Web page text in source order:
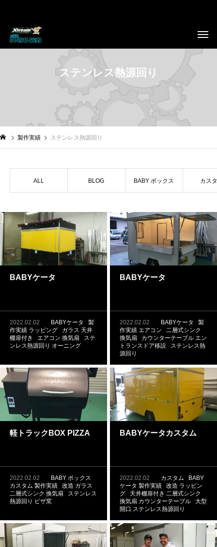
ステンレス熱源回り
製作実績 ステンレス熱源回り
ALL BLOG BABY ボックス カス
BABYケータ
2022.02.02 BABYケータ
製
作実績 ラッピング ガラス 天井
棚扉付き
エアコン 換気扇
ステ
ンレス熱源回り オーニング
BABYケータ
2022.02.02 BABYケータ
製
作実績 エアコン
二層式シンク
換気扇
カウンターテーブル エン
トランスドア移設
ステンレス熱
源回り
軽トラックBOX PIZZA
2022.02.02
BABY ボックス
カスタム 製作実績 改造 ガラス
二層式シンク 換気扇
ステンレス
熱源回り ピザ窯
BABYケータカスタム
2022.02.02 カスタム
BABY
ケータ 製作実績 改造 ラッピン
グ
天井棚扉付き 二層式シンク
換気扇 カウンターテーブル
大型
開口 ステンレス熱源回り